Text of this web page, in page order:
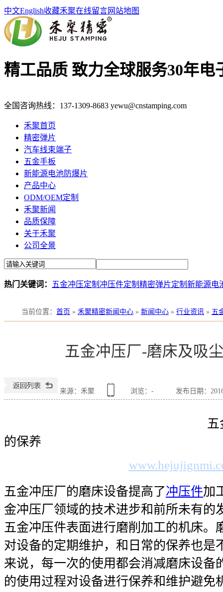
中文English收藏禾聚在线留言网站地图
精工品质 致力全球服务30年电
全国咨询热线： 137-1309-8683 yewu@cnstamping.com
禾聚首页
精密弹片
汽车线束端子
五金手板
新能源电池防爆片
产品中心
ODM/OEM定制
禾聚新闻
品质保障
关于禾聚
公司全景
热门关键词： 五金冲压定制 冲压件定制 精密弹片定制 新能源电
当前位置 ： 首页 » 禾聚精密新闻中心 » 新闻中心 » 行业资讯 » 五
五金冲压厂-磨床及吸
来源：禾聚 浏览： - 发布日期：
五金冲压厂-磨
的保养
五金冲压厂的磨床设备提高了冲压件加
金冲压厂领域的技术进步和前所未有的
五金冲压件表面进行磨削加工的机床。
对设备的定期维护，和日常的保养也是
来说，每一次的使用都会消减磨床设备
的使用过程对设备进行保养和维护避免